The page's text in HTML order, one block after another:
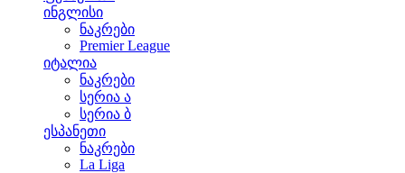
ინგლისი
ნაკრები
Premier League
იტალია
ნაკრები
სერია ა
სერია ბ
ესპანეთი
ნაკრები
La Liga